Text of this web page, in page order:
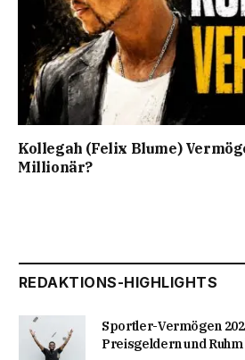
Kollegah (Felix Blume)
Millionär?
REDAKTIONS-HIGHLIGHTS
Sportler-Vermögen
Preisgeldern und